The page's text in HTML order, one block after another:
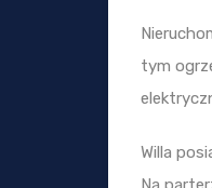
tym
Willa